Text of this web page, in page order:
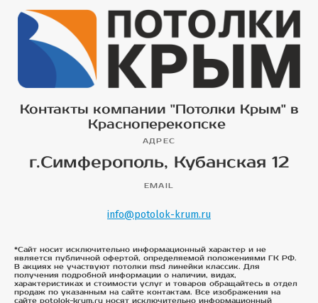
Контакты компании "Потолки Крым" в
Красноперекопске
АДРЕС
г.Симферополь, Кубанская 12
EMAIL
info@potolok-krum.ru
*Сайт носит исключительно информационный характер и не
является публичной офертой, определяемой положениями ГК РФ.
В акциях не участвуют потолки msd линейки классик. Для
получения подробной информации о наличии, видах,
характеристиках и стоимости услуг и товаров обращайтесь в отдел
продаж по указанным на сайте контактам. Все изображения на
сайте potolok-krum.ru носят исключительно информационный